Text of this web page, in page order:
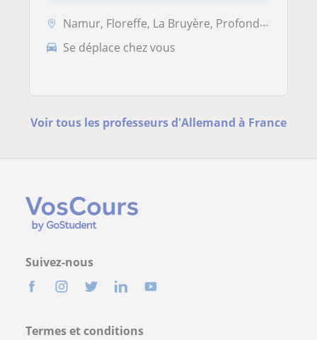
Namur, Floreffe, La Bruyère, Profondeville
Se déplace chez vous
Voir tous les professeurs d'Allemand à France
Suivez-nous
Termes et conditions